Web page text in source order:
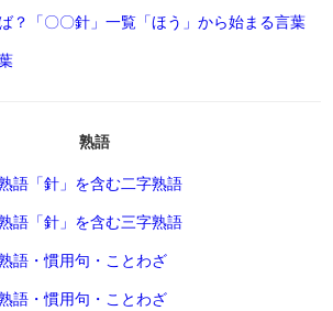
？ 「〇〇針」一覧 「ほう」から始まる言葉
熟語
語 「針」を含む二字熟語
語 「針」を含む三字熟語
語・慣用句・ことわざ
語・慣用句・ことわざ